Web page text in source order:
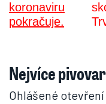
Nejvíce
Ohlášené